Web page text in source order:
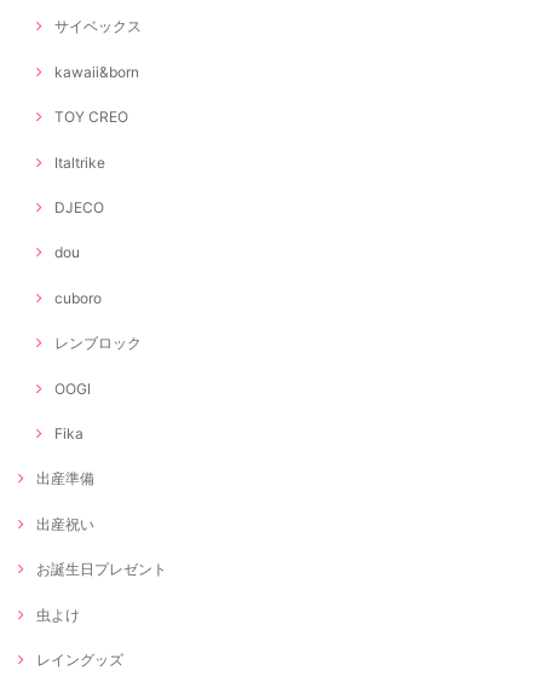
サイベックス
kawaii&born
TOY CREO
Italtrike
DJECO
dou
cuboro
レンブロック
OOGI
Fika
出産準備
出産祝い
お誕生日プレゼント
虫よけ
レイングッズ